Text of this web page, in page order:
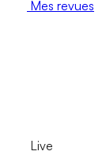
Mes revues
Live